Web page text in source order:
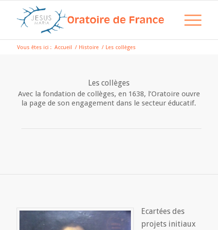
Vous êtes ici : Accueil / Histoire / Les collèges
Les collèges
Avec la fondation de collèges, en 1638, l’Oratoire ouvre
la page de son engagement dans le secteur éducatif.
Ecartées des
projets initiaux